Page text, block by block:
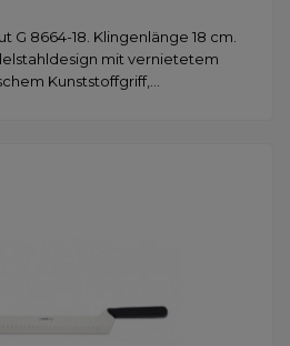
G 8664-18. Klingenlänge 18 cm.
mit vernietetem
Kunststoffgriff,...